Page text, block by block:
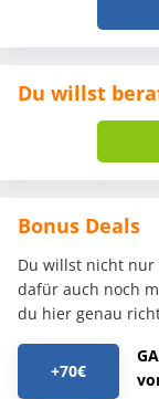
Du willst
Bonus Deals
Du willst nicht nur
dafür auch noch
du hier genau
+70€